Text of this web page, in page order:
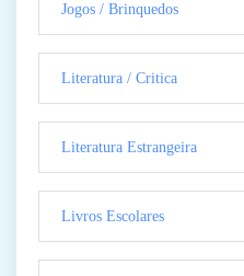
Jogos / Brinquedos
Literatura / Critica
Literatura Estrangeira
Livros Escolares